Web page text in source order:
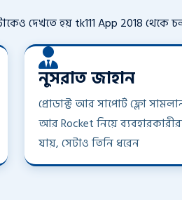
দেখতে হয় tk111 App 2018 থেকে
নুসরাত জাহান
প্রোডাক্ট আর সাপোর্ট ফ্লো
আর Rocket নিয়ে
যায়, সেটাও তিনি ধরেন